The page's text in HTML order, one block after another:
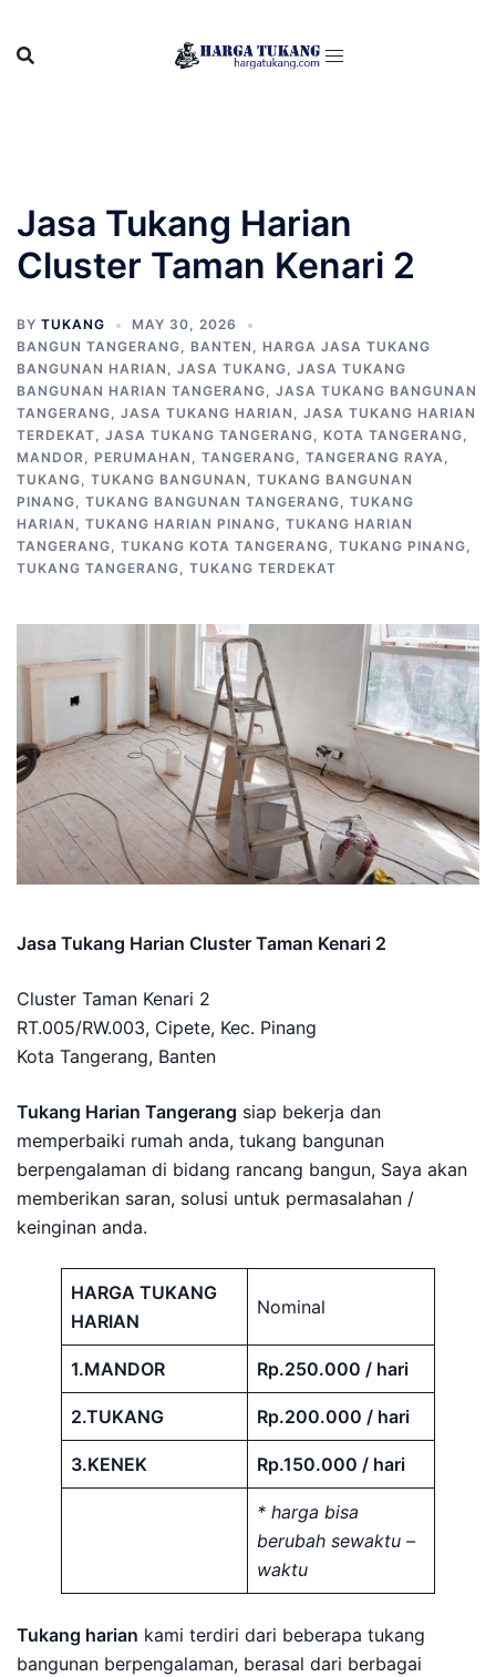
content
Jasa Tukang Harian
Cluster Taman Kenari 2
BY TUKANG
MAY 30, 2026
BANGUN TANGERANG, BANTEN , HARGA JASA TUKANG
BANGUNAN HARIAN , JASA TUKANG, JASA TUKANG
BANGUNAN HARIAN TANGERANG, JASA TUKANG BANGUNAN
TANGERANG, JASA TUKANG HARIAN , JASA TUKANG HARIAN
TERDEKAT, JASA TUKANG TANGERANG, KOTA TANGERANG,
MANDOR, PERUMAHAN , TANGERANG, TANGERANG RAYA,
TUKANG, TUKANG BANGUNAN , TUKANG BANGUNAN
PINANG, TUKANG BANGUNAN TANGERANG, TUKANG
HARIAN , TUKANG HARIAN PINANG, TUKANG HARIAN
TANGERANG, TUKANG KOTA TANGERANG, TUKANG PINANG,
TUKANG TANGERANG, TUKANG TERDEKAT
Jasa Tukang Harian Cluster Taman Kenari 2
Cluster Taman Kenari 2
RT.005/RW.003, Cipete, Kec. Pinang
Kota Tangerang, Banten
Tukang Harian Tangerang siap bekerja dan
memperbaiki rumah anda, tukang bangunan
berpengalaman di bidang rancang bangun, Saya akan
memberikan saran, solusi untuk permasalahan /
keinginan anda.
HARGA TUKANG
HARIAN
Nominal
1.MANDOR Rp.250.000 / hari
2.TUKANG Rp.200.000 / hari
3.KENEK Rp.150.000 / hari
* harga bisa
berubah sewaktu –
waktu
Tukang harian kami terdiri dari beberapa tukang
bangunan berpengalaman, berasal dari berbagai